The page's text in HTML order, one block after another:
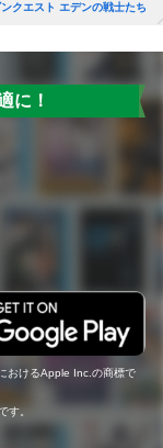
ンクエスト エデンの戦士たち
に！
おけるApple Inc.の商標で
す。